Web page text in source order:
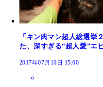
「キン肉マン超人総選挙
た、深すぎる“超人愛”エ
2017年07月16日 15:00